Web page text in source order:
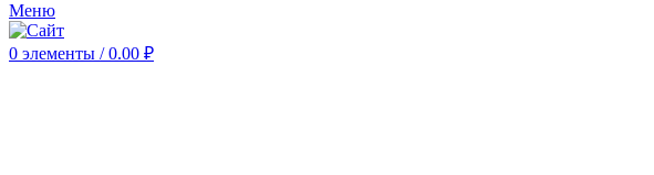
Меню
0 элементы / 0.00 ₽